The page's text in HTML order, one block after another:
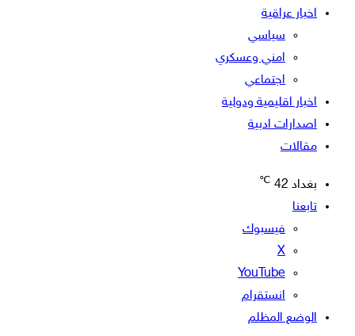
اخبار عراقية
سياسي
امني وعسكري
اجتماعي
اخبار اقليمية ودولية
اصدارات ادبية
مقالات
بغداد 42
℃
تابعنا
فيسبوك
‫X
‫YouTube
انستقرام
الوضع المظلم